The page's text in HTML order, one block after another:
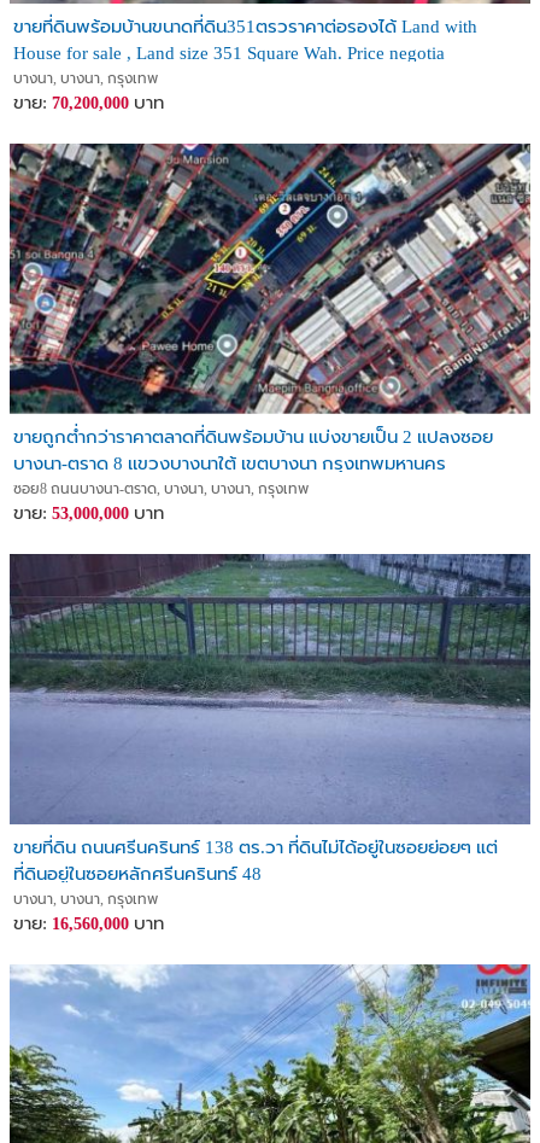
ขายที่ดินพร้อมบ้านขนาดที่ดิน351ตรวราคาต่อรองได้ Land with
House for sale , Land size 351 Square Wah. Price negotia
บางนา, บางนา, กรุงเทพ
ขาย: 70,200,000 บาท
ขายถูกต่ำกว่าราคาตลาดที่ดินพร้อมบ้าน แบ่งขายเป็น 2 แปลงซอย
บางนา-ตราด 8 เเขวงบางนาใต้ เขตบางนา กรุงเทพมหานคร
ซอย8 ถนนบางนา-ตราด, บางนา, บางนา, กรุงเทพ
ขาย: 53,000,000 บาท
ขายที่ดิน ถนนศรีนครินทร์ 138 ตร.วา ที่ดินไม่ได้อยู่ในซอยย่อยๆ แต่
ที่ดินอยู่ในซอยหลักศรีนครินทร์ 48
บางนา, บางนา, กรุงเทพ
ขาย: 16,560,000 บาท